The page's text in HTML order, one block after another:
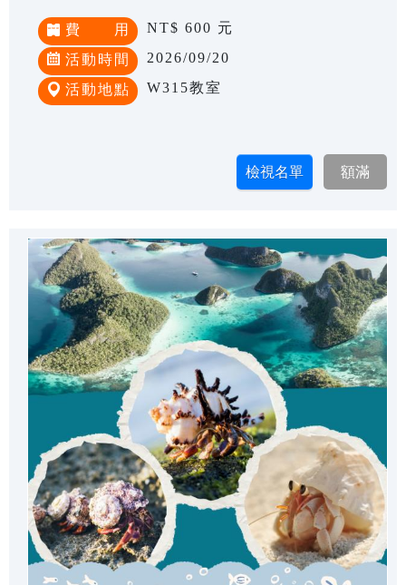
費 用 NT$ 600 元
活動時間 2026/09/20
活動地點 W315教室